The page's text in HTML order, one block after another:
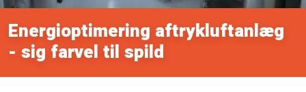
​Energioptimering aftrykluftanlæg
​- sig farvel til spild